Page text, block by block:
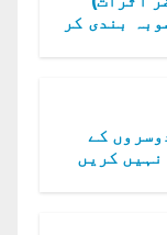
بندی کر
کے
کریں